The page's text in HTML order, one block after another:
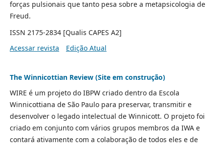
forças pulsionais que tanto pesa sobre a metapsicologia de
Freud.
ISSN 2175-2834 [Qualis CAPES A2]
Acessar revista
Edição Atual
The Winnicottian Review (Site em construção)
WIRE é um projeto do IBPW criado dentro da Escola
Winnicottiana de São Paulo para preservar, transmitir e
desenvolver o legado intelectual de Winnicott. O projeto foi
criado em conjunto com vários grupos membros da IWA e
contará ativamente com a colaboração de todos eles e de